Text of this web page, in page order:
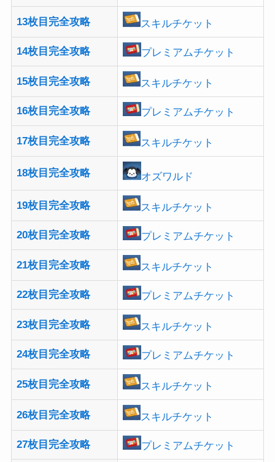
13枚目完全攻略 スキルチケット
14枚目完全攻略 プレミアムチケット
15枚目完全攻略 スキルチケット
16枚目完全攻略 プレミアムチケット
17枚目完全攻略 スキルチケット
18枚目完全攻略 オズワルド
19枚目完全攻略 スキルチケット
20枚目完全攻略 プレミアムチケット
21枚目完全攻略 スキルチケット
22枚目完全攻略 プレミアムチケット
23枚目完全攻略 スキルチケット
24枚目完全攻略 プレミアムチケット
25枚目完全攻略 スキルチケット
26枚目完全攻略 スキルチケット
27枚目完全攻略 プレミアムチケット